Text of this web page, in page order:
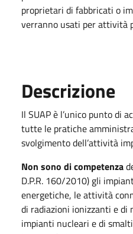
proprietari di fabbricati o
verranno usati per attività
Descrizione
Il SUAP è l’unico punto di
tutte le pratiche
svolgimento dell’attività
Non sono di competenza
D.P.R. 160/2010) gli
energetiche, le attività
di radiazioni ionizzanti e
impianti nucleari e di